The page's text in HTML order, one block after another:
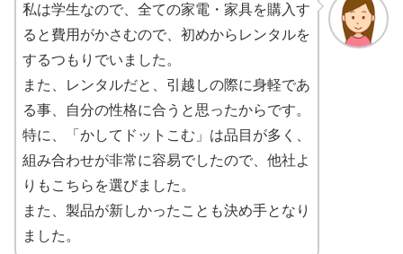
私は学生なので、全ての家電・家具を購入す
ると費用がかさむので、初めからレンタルを
するつもりでいました。
また、レンタルだと、引越しの際に身軽であ
る事、自分の性格に合うと思ったからです。
特に、「かしてドットこむ」は品目が多く、
組み合わせが非常に容易でしたので、他社よ
りもこちらを選びました。
また、製品が新しかったことも決め手となり
ました。